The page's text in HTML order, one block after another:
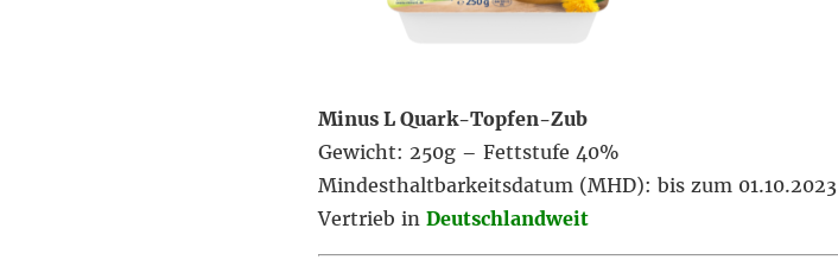
Minus L Quark-Topfen-Zub
Gewicht: 250g – Fettstufe 40%
Mindesthaltbarkeitsdatum (MHD): bis zum 01.10.2023
Vertrieb in Deutschlandweit